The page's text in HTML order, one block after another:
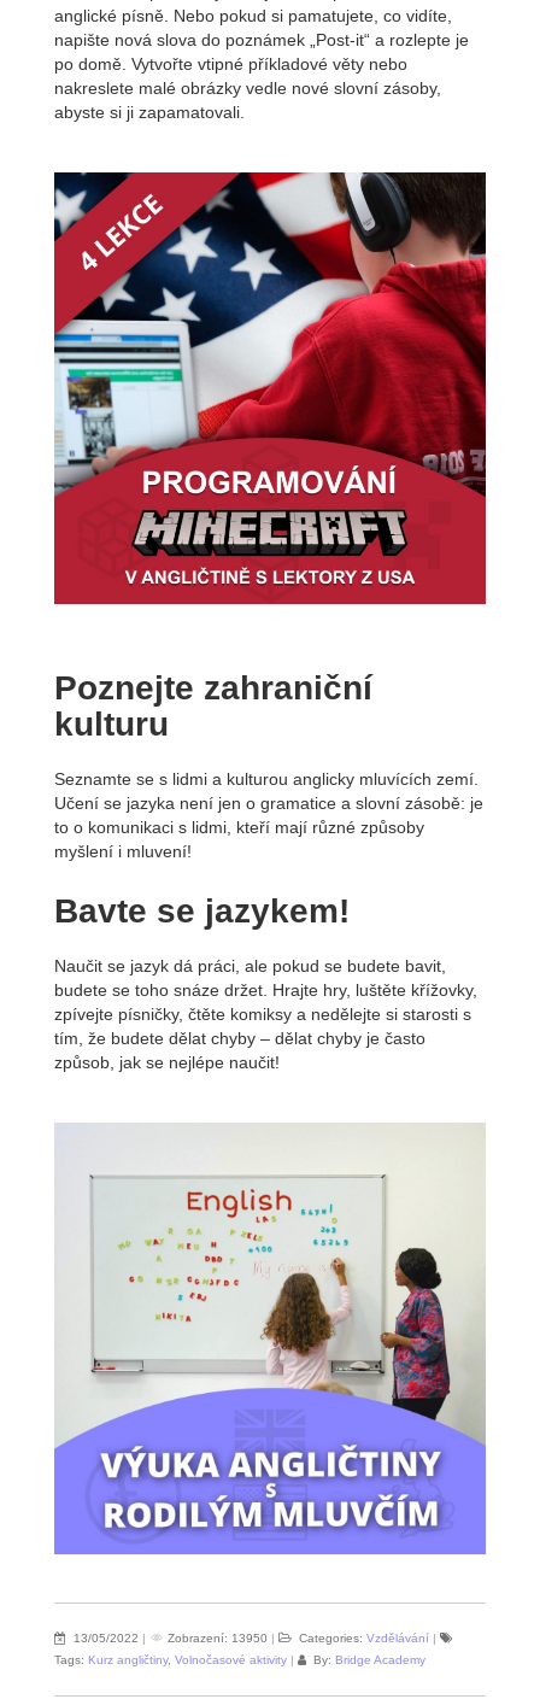
anglické písně. Nebo pokud si pamatujete, co vidíte,
napište nová slova do poznámek „Post-it“ a rozlepte je
po domě. Vytvořte vtipné příkladové věty nebo
nakreslete malé obrázky vedle nové slovní zásoby,
abyste si ji zapamatovali.
Poznejte zahraniční
kulturu
Seznamte se s lidmi a kulturou anglicky mluvících zemí.
Učení se jazyka není jen o gramatice a slovní zásobě: je
to o komunikaci s lidmi, kteří mají různé způsoby
myšlení i mluvení!
Bavte se jazykem!
Naučit se jazyk dá práci, ale pokud se budete bavit,
budete se toho snáze držet. Hrajte hry, luštěte křížovky,
zpívejte písničky, čtěte komiksy a nedělejte si starosti s
tím, že budete dělat chyby – dělat chyby je často
způsob, jak se nejlépe naučit!
13/05/2022 | Zobrazení: 13950 | Categories: Vzdělávání |
Tags: Kurz angličtiny, Volnočasové aktivity | By: Bridge Academy